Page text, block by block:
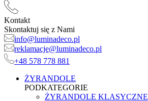
Kontakt
Skontaktuj się z Nami
info@luminadeco.pl
reklamacje@luminadeco.pl
+48 578 778 881
ŻYRANDOLE
PODKATEGORIE
ŻYRANDOLE KLASYCZNE